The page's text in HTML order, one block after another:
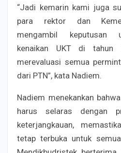
“Jadi kemarin kami juga
para rektor dan
mengambil keputusan
kenaikan UKT di
merevaluasi semua
dari PTN”, kata Nadiem.
Nadiem menekankan
harus selaras dengan
keterjangkauan,
tetap terbuka untuk